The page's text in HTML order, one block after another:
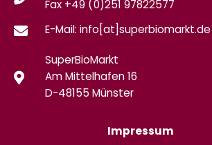
Fax +49 (0)251 97822577
E-Mail: info[at]superbiomarkt.de
SuperBioMarkt
Am Mittelhafen 16
D-48155 Münster
Impressum